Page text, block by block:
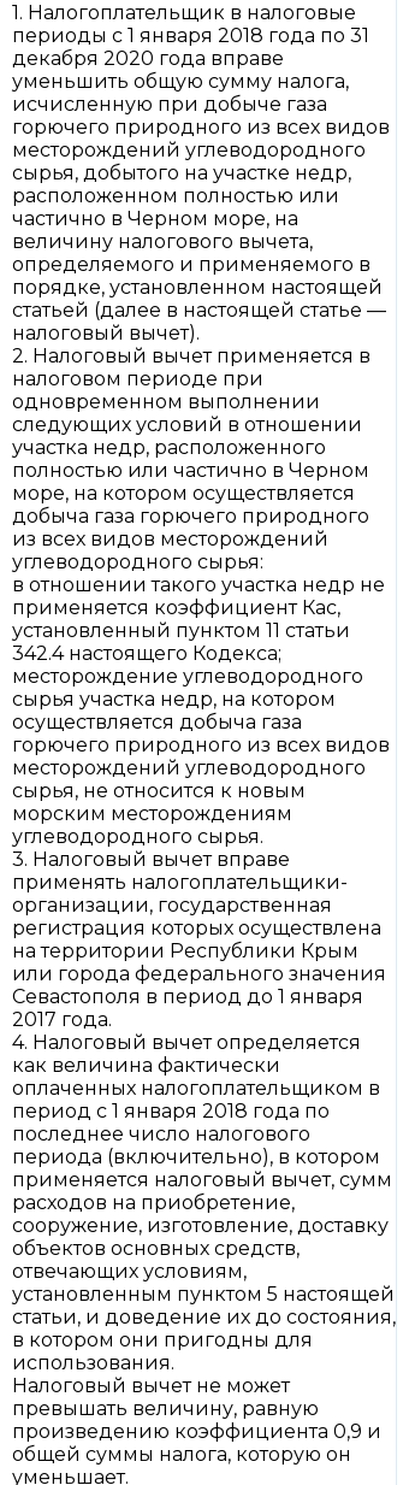
1. Налогоплательщик в налоговые
периоды с 1 января 2018 года по 31
декабря 2020 года вправе
уменьшить общую сумму налога,
исчисленную при добыче газа
горючего природного из всех видов
месторождений углеводородного
сырья, добытого на участке недр,
расположенном полностью или
частично в Черном море, на
величину налогового вычета,
определяемого и применяемого в
порядке, установленном настоящей
статьей (далее в настоящей статье —
налоговый вычет).
2. Налоговый вычет применяется в
налоговом периоде при
одновременном выполнении
следующих условий в отношении
участка недр, расположенного
полностью или частично в Черном
море, на котором осуществляется
добыча газа горючего природного
из всех видов месторождений
углеводородного сырья:
в отношении такого участка недр не
применяется коэффициент Кас,
установленный пунктом 11 статьи
342.4 настоящего Кодекса;
месторождение углеводородного
сырья участка недр, на котором
осуществляется добыча газа
горючего природного из всех видов
месторождений углеводородного
сырья, не относится к новым
морским месторождениям
углеводородного сырья.
3. Налоговый вычет вправе
применять налогоплательщики-
организации, государственная
регистрация которых осуществлена
на территории Республики Крым
или города федерального значения
Севастополя в период до 1 января
2017 года.
4. Налоговый вычет определяется
как величина фактически
оплаченных налогоплательщиком в
период с 1 января 2018 года по
последнее число налогового
периода (включительно), в котором
применяется налоговый вычет, сумм
расходов на приобретение,
сооружение, изготовление, доставку
объектов основных средств,
отвечающих условиям,
установленным пунктом 5 настоящей
статьи, и доведение их до состояния,
в котором они пригодны для
использования.
Налоговый вычет не может
превышать величину, равную
произведению коэффициента 0,9 и
общей суммы налога, которую он
уменьшает.